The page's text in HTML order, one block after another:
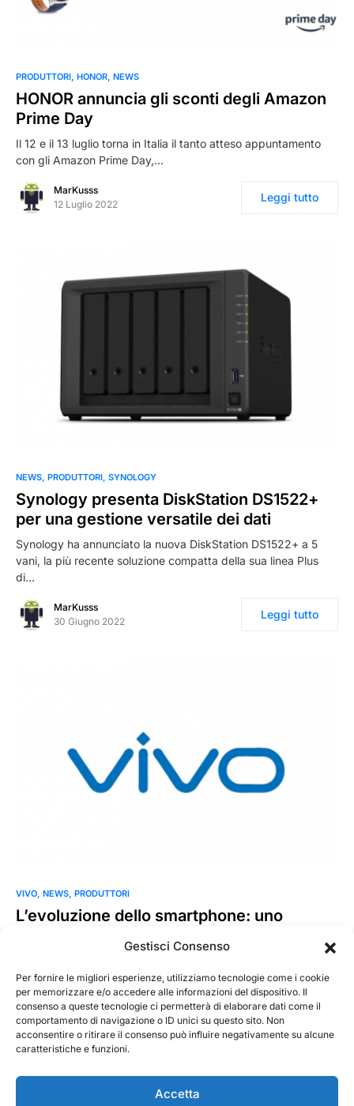
Gestisci Consenso
Per fornire le migliori esperienze, utilizziamo tecnologie come i cookie
per memorizzare e/o accedere alle informazioni del dispositivo. Il
consenso a queste tecnologie ci permetterà di elaborare dati come il
comportamento di navigazione o ID unici su questo sito. Non
acconsentire o ritirare il consenso può influire negativamente su alcune
caratteristiche e funzioni.
Accetta
PRODUTTORI HONOR NEWS
HONOR annuncia gli sconti degli Amazon
Prime Day
Il 12 e il 13 luglio torna in Italia il tanto atteso appuntamento
con gli Amazon Prime Day,…
MarKusss
12 Luglio 2022
Leggi tutto
NEWS PRODUTTORI SYNOLOGY
Synology presenta DiskStation DS1522+
per una gestione versatile dei dati
Synology ha annunciato la nuova DiskStation DS1522+ a 5
vani, la più recente soluzione compatta della sua linea Plus
di…
MarKusss
30 Giugno 2022
Leggi tutto
VIVO NEWS PRODUTTORI
L’evoluzione dello smartphone: uno
qualche tempo fa ci ritrovavamo a pigiare tastini su…
MarKusss
11 Gennaio 2021
Leggi tutto